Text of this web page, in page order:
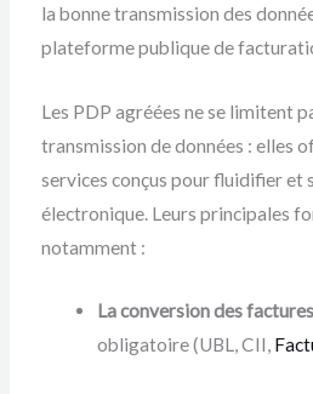
la bonne transmission des
plateforme publique de
Les PDP agréées ne se limitent
transmission de données : elles
services conçus pour fluidifier et
électronique. Leurs principales
notamment :
La conversion des factures
obligatoire (UBL, CII,